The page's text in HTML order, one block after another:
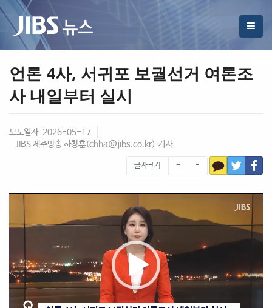
언론 4사, 서귀포 보궐선거 여론조
사 내일부터 실시
보도일자 2026-05-17
JIBS 제주방송 하창훈(chha@jibs.co.kr) 기자
글자크기 + -